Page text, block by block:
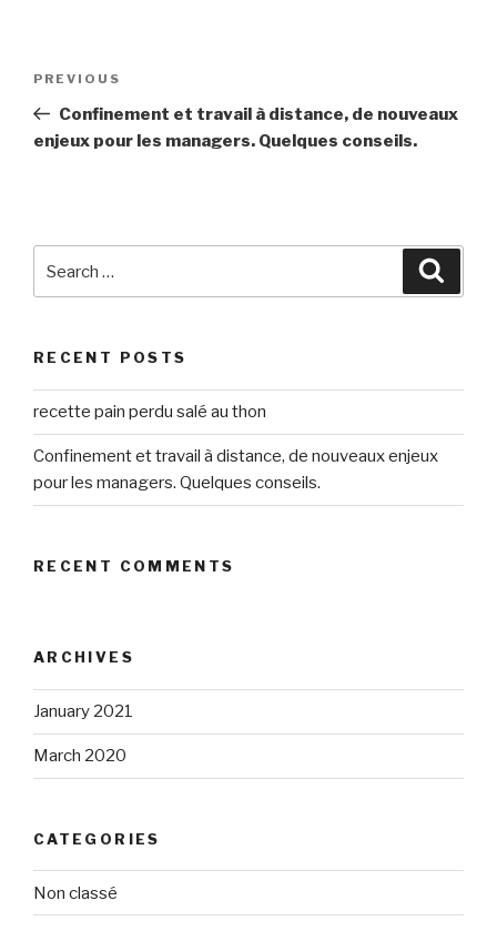
Previous
Post
PREVIOUS
Confinement et travail à distance, de nouveaux
enjeux pour les managers. Quelques conseils.
for:
RECENT POSTS
recette pain perdu salé au thon
Confinement et travail à distance, de nouveaux enjeux
pour les managers. Quelques conseils.
RECENT COMMENTS
ARCHIVES
January 2021
March 2020
CATEGORIES
Non classé